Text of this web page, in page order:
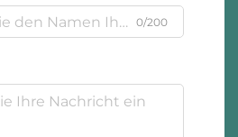
0/200